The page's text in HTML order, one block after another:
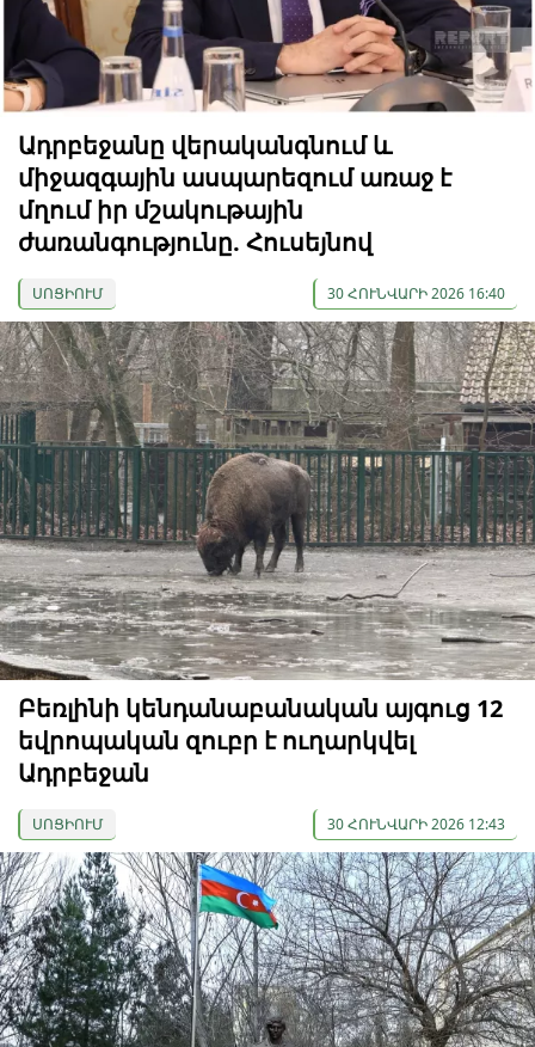
Ադրբեջանը վերականգնում և
միջազգային ասպարեզում առաջ է
մղում իր մշակութային
ժառանգությունը. Հուսեյնով
ՍՈՑԻՈՒՄ 30 ՀՈՒՆՎԱՐԻ 2026 16:40
Բեռլինի կենդանաբանական այգուց 12
եվրոպական զուբր է ուղարկվել
Ադրբեջան
ՍՈՑԻՈՒՄ 30 ՀՈՒՆՎԱՐԻ 2026 12:43